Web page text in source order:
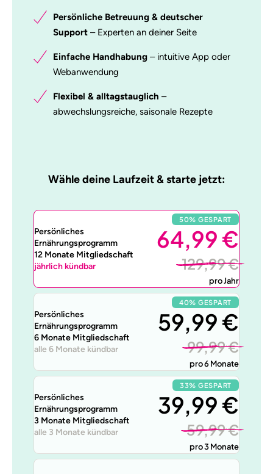
Persönliche Betreuung & deutscher
Support – Experten an deiner Seite
Einfache Handhabung – intuitive App oder
Webanwendung
Flexibel & alltagstauglich –
abwechslungsreiche, saisonale Rezepte
Wähle deine Laufzeit & starte jetzt:
Persönliches
Ernährungsprogramm
12 Monate Mitgliedschaft
jährlich kündbar
50% GESPART
64,99 €
129,99 €
pro Jahr
Persönliches
Ernährungsprogramm
6 Monate Mitgliedschaft
alle 6 Monate kündbar
40% GESPART
59,99 €
99,99 €
pro 6 Monate
Persönliches
Ernährungsprogramm
3 Monate Mitgliedschaft
alle 3 Monate kündbar
33% GESPART
39,99 €
59,99 €
pro 3 Monate